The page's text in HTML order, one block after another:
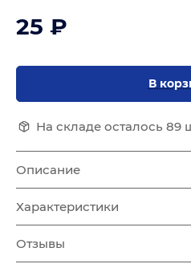
25 ₽
В
На складе осталось 89
Описание
Характеристики
Отзывы